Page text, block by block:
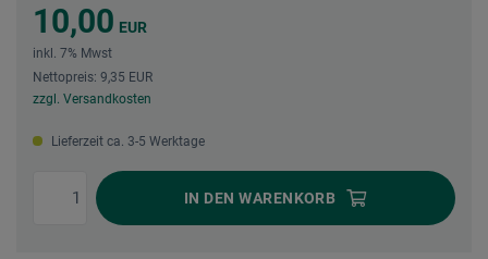
10,00 EUR
inkl. 7% Mwst
Nettopreis: 9,35 EUR
zzgl. Versandkosten
Lieferzeit ca. 3-5 Werktage
IN DEN WARENKORB